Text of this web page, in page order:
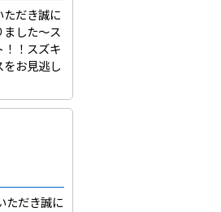
だき誠に
した～ス
！スズキ
お見逃し
ただき誠に